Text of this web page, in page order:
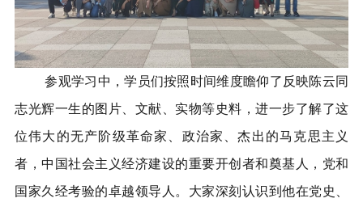
参观学习中，学员们按照时间维度瞻仰了反映陈云同
志光辉一生的图片、文献、实物等史料，进一步了解了这
位伟大的无产阶级革命家、政治家、杰出的马克思主义
者，中国社会主义经济建设的重要开创者和奠基人，党和
国家久经考验的卓越领导人。大家深刻认识到他在党史、